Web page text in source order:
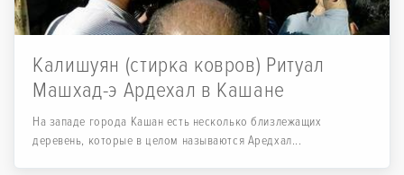
Калишуян (стирка ковров) Ритуал
Машхад-э Ардехал в Кашане
На западе города Кашан есть несколько близлежащих
деревень, которые в целом называются Аредхал...